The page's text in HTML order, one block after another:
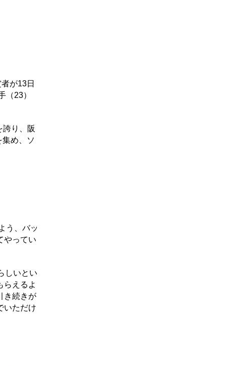
が13日
（23）
り、阪
め、ソ
う、バッ
やってい
しいとい
らえるよ
き続きが
いただけ